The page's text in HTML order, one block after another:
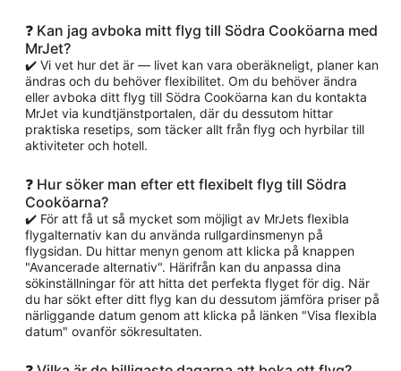
❓ Kan jag avboka mitt flyg till Södra Cooköarna med
MrJet?
✔️ Vi vet hur det är — livet kan vara oberäkneligt, planer kan
ändras och du behöver flexibilitet. Om du behöver ändra
eller avboka ditt flyg till Södra Cooköarna kan du kontakta
MrJet via kundtjänstportalen, där du dessutom hittar
praktiska resetips, som täcker allt från flyg och hyrbilar till
aktiviteter och hotell.
❓ Hur söker man efter ett flexibelt flyg till Södra
Cooköarna?
✔️ För att få ut så mycket som möjligt av MrJets flexibla
flygalternativ kan du använda rullgardinsmenyn på
flygsidan. Du hittar menyn genom att klicka på knappen
"Avancerade alternativ". Härifrån kan du anpassa dina
sökinställningar för att hitta det perfekta flyget för dig. När
du har sökt efter ditt flyg kan du dessutom jämföra priser på
närliggande datum genom att klicka på länken "Visa flexibla
datum" ovanför sökresultaten.